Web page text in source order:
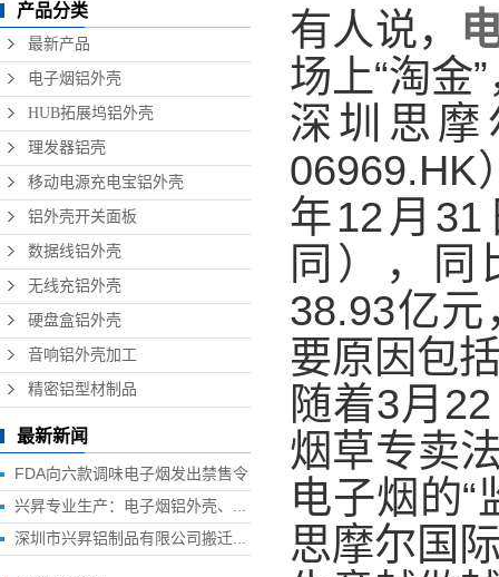
产品分类
最新产品
电子烟铝外壳
HUB拓展坞铝外壳
理发器铝壳
移动电源充电宝铝外壳
铝外壳开关面板
数据线铝外壳
无线充铝外壳
硬盘盒铝外壳
音响铝外壳加工
精密铝型材制品
最新新闻
FDA向六款调味电子烟发出禁售令
兴昇专业生产：电子烟铝外壳、电子烟外壳、HUB铝外壳、移动电源外壳、无线充铝外壳等铝制品外壳
深圳市兴昇铝制品有限公司搬迁联络函
有人说，
场上“淘金
深圳思摩
06969.HK
年12月
同），同
38.93亿
要原因包
随着3月
烟草专卖
电子烟的
思摩尔国